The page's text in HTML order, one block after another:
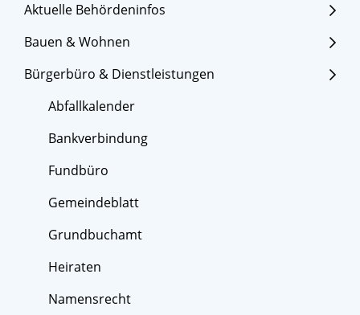
Aktuelle Behördeninfos
Bauen & Wohnen
Bürgerbüro & Dienstleistungen
Abfallkalender
Bankverbindung
Fundbüro
Gemeindeblatt
Grundbuchamt
Heiraten
Namensrecht